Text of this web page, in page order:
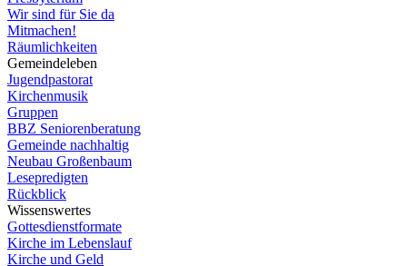
Wir sind für Sie da
Mitmachen!
Räumlichkeiten
Gemeindeleben
Jugendpastorat
Kirchenmusik
Gruppen
BBZ Seniorenberatung
Gemeinde nachhaltig
Neubau Großenbaum
Lesepredigten
Rückblick
Wissenswertes
Gottesdienstformate
Kirche im Lebenslauf
Kirche und Geld